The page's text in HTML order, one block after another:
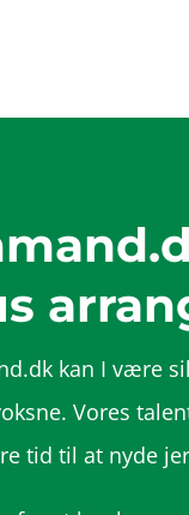
kan I være
Vores
tid til at nyde